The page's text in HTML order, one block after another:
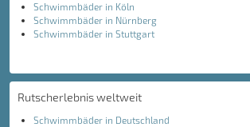
Schwimmbäder in Köln
Schwimmbäder in Nürnberg
Schwimmbäder in Stuttgart
Rutscherlebnis weltweit
Schwimmbäder in Deutschland